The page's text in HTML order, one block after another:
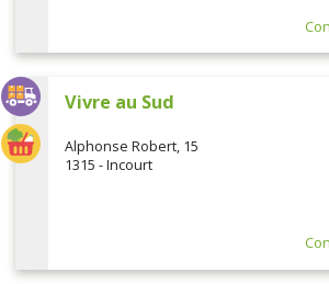
Vivre au Sud
Alphonse Robert, 15
1315 - Incourt